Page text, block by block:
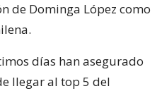
de Dominga López como
días han asegurado
llegar al top 5 del